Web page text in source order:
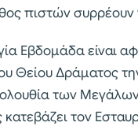
πιστών
Εβδομάδα είναι
Θείου Δράματος
των
τον